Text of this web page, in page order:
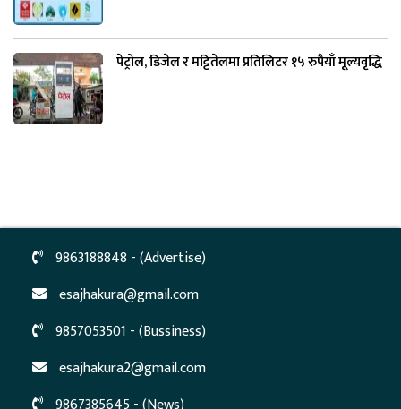
पेट्रोल, डिजेल र मट्टितेलमा प्रतिलिटर १५ रुपैयाँ मूल्यवृद्धि
9863188848 - (Advertise)
esajhakura@gmail.com
9857053501 - (Bussiness)
esajhakura2@gmail.com